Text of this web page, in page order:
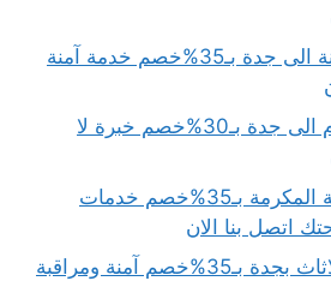
نقل عفش من المدينة الى جدة بـ35%خصم خدمة آمنة
نقل عفش من الدمام الى جدة بـ30%خصم خبرة لا
دينات نقل عفش مكة المكرمة بـ35%خصم خدمات
اتصل بنا الان
مستودعات تخزين الاثاث بجدة بـ35%خصم آمنة ومراقبة